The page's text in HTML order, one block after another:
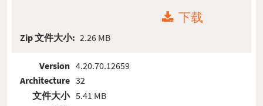
下载
Zip 文件大小: 2.26 MB
Version
Architecture
文件大小
4.20.70.12659
32
5.41 MB